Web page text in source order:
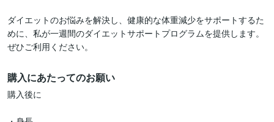
ダイエットのお悩みを解決し、健康的な体重減少をサポートするた
めに、私が一週間のダイエットサポートプログラムを提供します。
ぜひご利用ください。
購入にあたってのお願い
購入後に